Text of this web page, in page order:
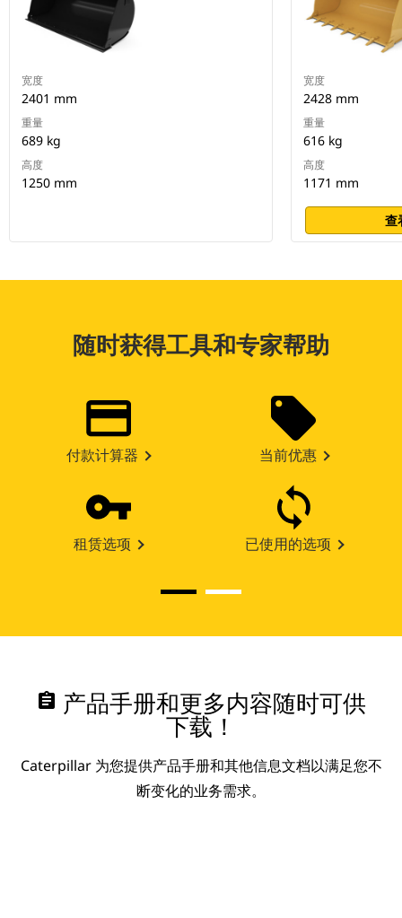
宽度
2401 mm
重量
689 kg
高度
1250 mm
宽度
2428 mm
重量
616 kg
高度
1171 mm
查
随时获得工具和专家帮助
付款计算器 当前优惠
租赁选项 已使用的选项
assignment 产品手册和更多内容随时可供
下载！
Caterpillar 为您提供产品手册和其他信息文档以满足您不
断变化的业务需求。